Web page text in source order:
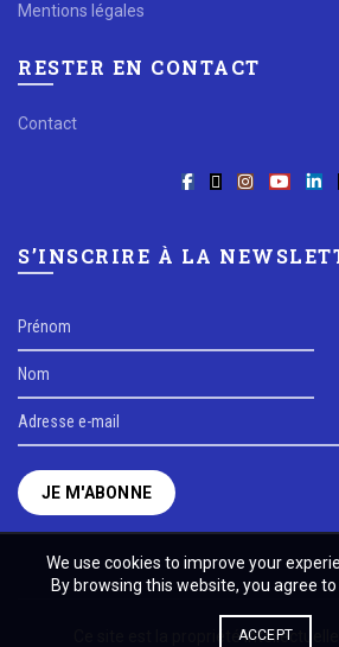
Mentions légales
RESTER EN CONTACT
Contact
S’INSCRIRE À LA
Ce site est la propriété intellectuelle
We use cookies to improve your
By browsing this website, you agree
ACCEPT